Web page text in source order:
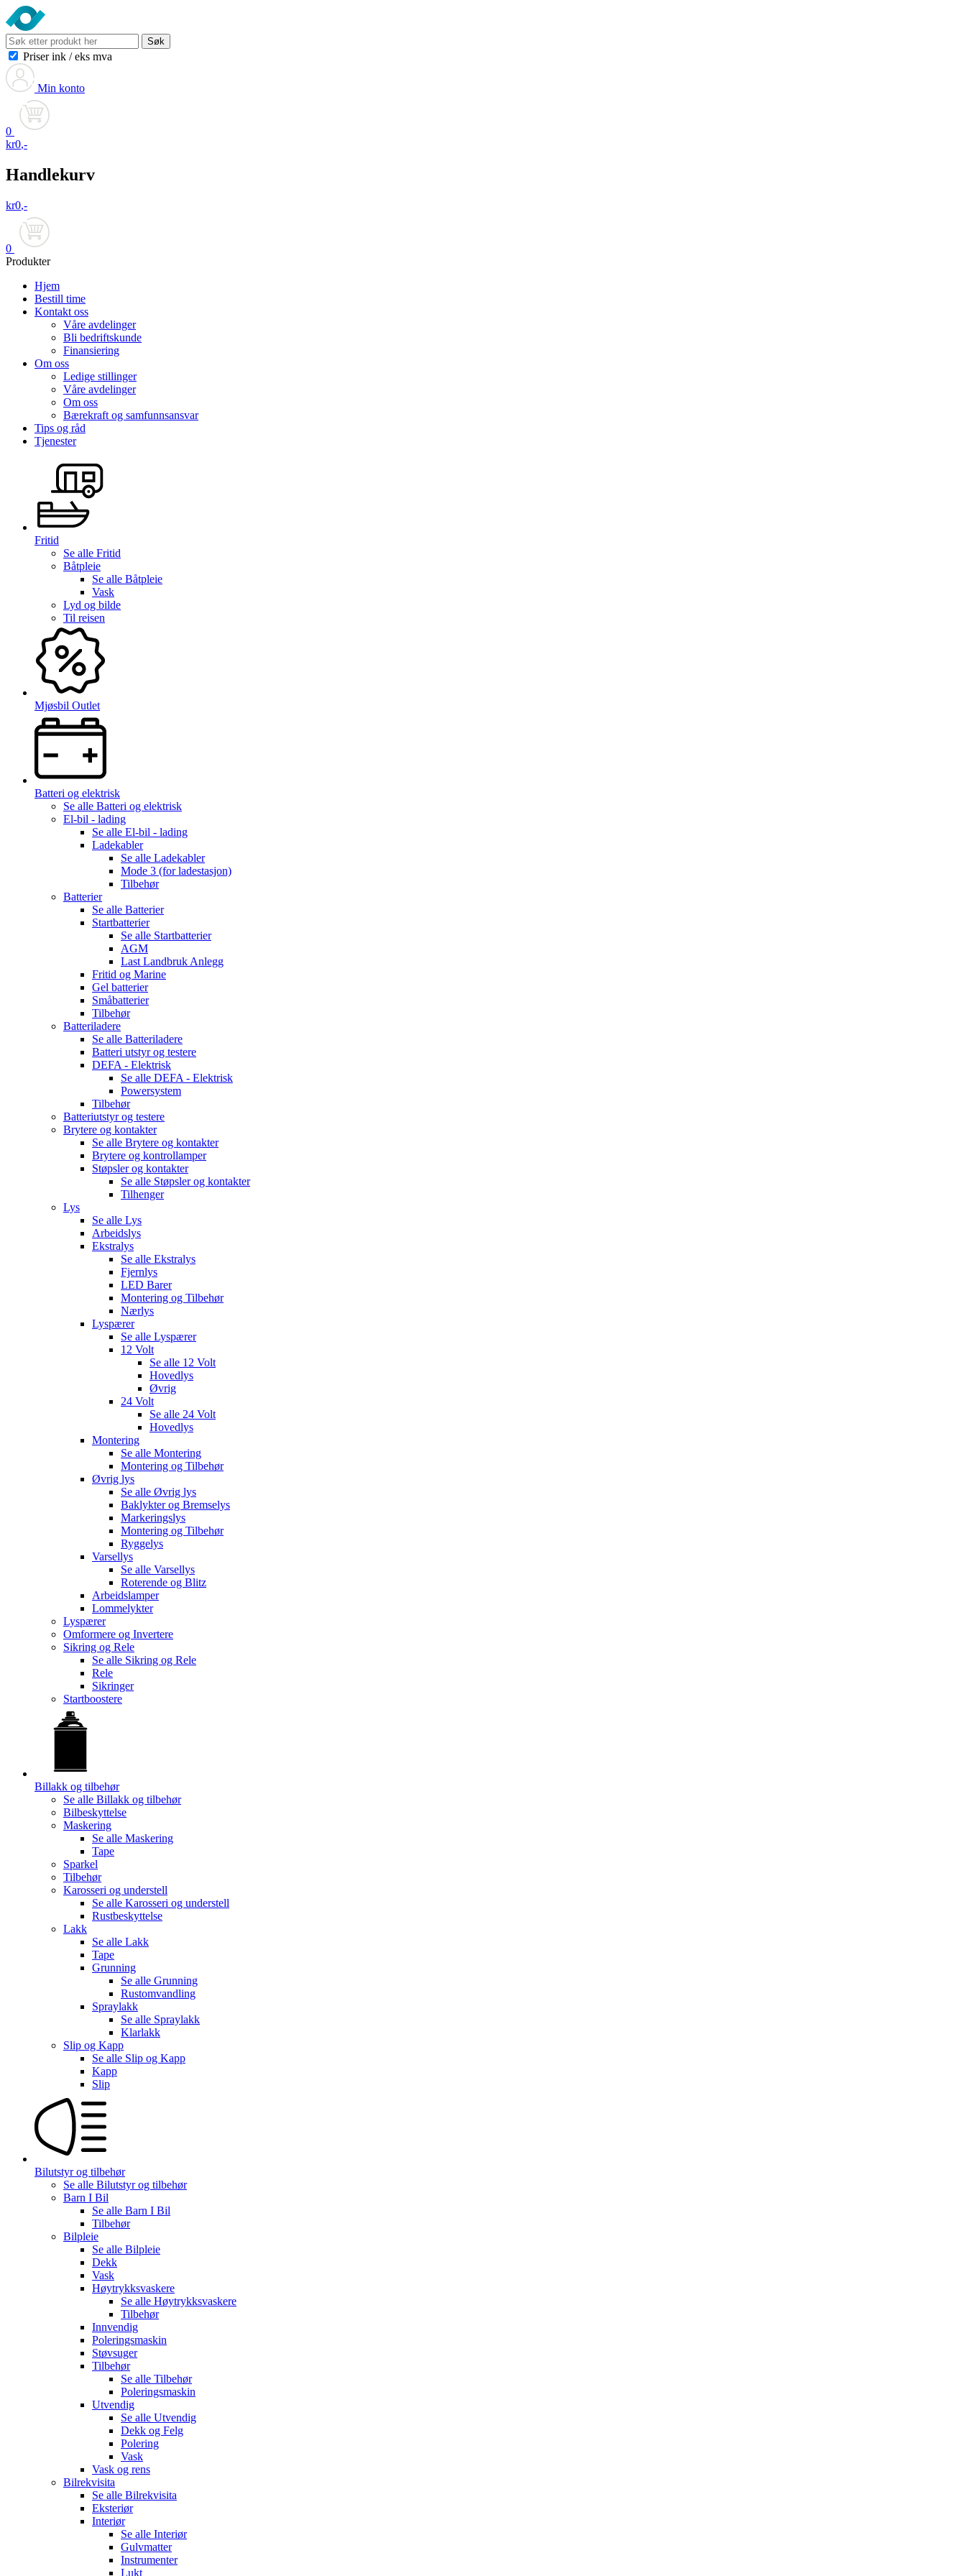
Søk
Priser ink / eks mva
Min konto
0
kr0,-
Handlekurv
kr0,-
0
Produkter
Hjem
Bestill time
Kontakt oss
Våre avdelinger
Bli bedriftskunde
Finansiering
Om oss
Ledige stillinger
Våre avdelinger
Om oss
Bærekraft og samfunnsansvar
Tips og råd
Tjenester
Fritid
Se alle Fritid
Båtpleie
Se alle Båtpleie
Vask
Lyd og bilde
Til reisen
Mjøsbil Outlet
Batteri og elektrisk
Se alle Batteri og elektrisk
El-bil - lading
Se alle El-bil - lading
Ladekabler
Se alle Ladekabler
Mode 3 (for ladestasjon)
Tilbehør
Batterier
Se alle Batterier
Startbatterier
Se alle Startbatterier
AGM
Last Landbruk Anlegg
Fritid og Marine
Gel batterier
Småbatterier
Tilbehør
Batteriladere
Se alle Batteriladere
Batteri utstyr og testere
DEFA - Elektrisk
Se alle DEFA - Elektrisk
Powersystem
Tilbehør
Batteriutstyr og testere
Brytere og kontakter
Se alle Brytere og kontakter
Brytere og kontrollamper
Støpsler og kontakter
Se alle Støpsler og kontakter
Tilhenger
Lys
Se alle Lys
Arbeidslys
Ekstralys
Se alle Ekstralys
Fjernlys
LED Barer
Montering og Tilbehør
Nærlys
Lyspærer
Se alle Lyspærer
12 Volt
Se alle 12 Volt
Hovedlys
Øvrig
24 Volt
Se alle 24 Volt
Hovedlys
Montering
Se alle Montering
Montering og Tilbehør
Øvrig lys
Se alle Øvrig lys
Baklykter og Bremselys
Markeringslys
Montering og Tilbehør
Ryggelys
Varsellys
Se alle Varsellys
Roterende og Blitz
Arbeidslamper
Lommelykter
Lyspærer
Omformere og Invertere
Sikring og Rele
Se alle Sikring og Rele
Rele
Sikringer
Startboostere
Billakk og tilbehør
Se alle Billakk og tilbehør
Bilbeskyttelse
Maskering
Se alle Maskering
Tape
Sparkel
Tilbehør
Karosseri og understell
Se alle Karosseri og understell
Rustbeskyttelse
Lakk
Se alle Lakk
Tape
Grunning
Se alle Grunning
Rustomvandling
Spraylakk
Se alle Spraylakk
Klarlakk
Slip og Kapp
Se alle Slip og Kapp
Kapp
Slip
Bilutstyr og tilbehør
Se alle Bilutstyr og tilbehør
Barn I Bil
Se alle Barn I Bil
Tilbehør
Bilpleie
Se alle Bilpleie
Dekk
Vask
Høytrykksvaskere
Se alle Høytrykksvaskere
Tilbehør
Innvendig
Poleringsmaskin
Støvsuger
Tilbehør
Se alle Tilbehør
Poleringsmaskin
Utvendig
Se alle Utvendig
Dekk og Felg
Polering
Vask
Vask og rens
Bilrekvisita
Se alle Bilrekvisita
Eksteriør
Interiør
Se alle Interiør
Gulvmatter
Instrumenter
Lukt